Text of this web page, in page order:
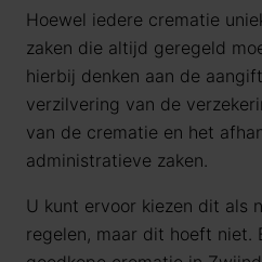
Hoewel iedere crematie
zaken die altijd geregeld
hierbij denken aan de
verzilvering van de
van de crematie en het
administratieve zaken.
U kunt ervoor kiezen dit als
regelen, maar dit hoeft niet.